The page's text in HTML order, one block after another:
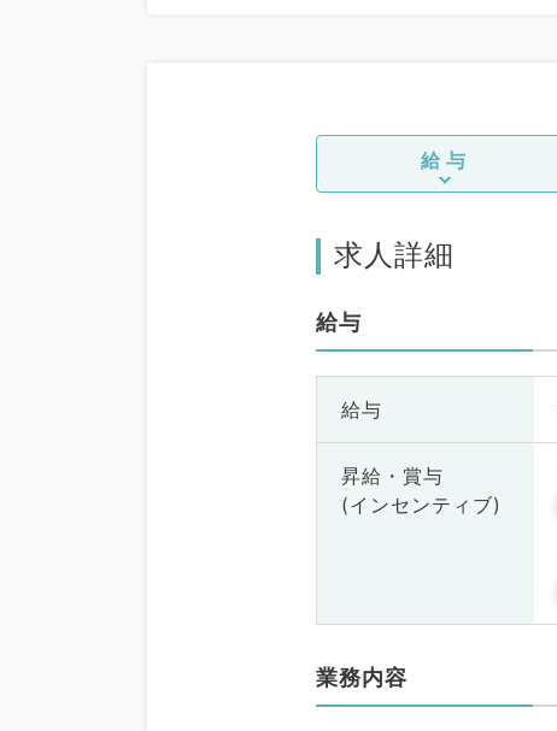
給与
求人詳細
給与
給与
昇給・賞与
(インセンティブ)
業務内容